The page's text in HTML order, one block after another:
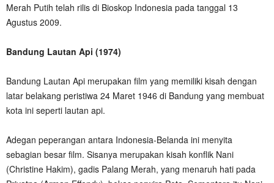
Merah Putih telah rilis di Bioskop Indonesia pada tanggal 13
Agustus 2009.
Bandung Lautan Api (1974)
Bandung Lautan Api merupakan film yang memiliki kisah dengan
latar belakang peristiwa 24 Maret 1946 di Bandung yang membuat
kota ini seperti lautan api.
Adegan peperangan antara Indonesia-Belanda ini menyita
sebagian besar film. Sisanya merupakan kisah konflik Nani
(Christine Hakim), gadis Palang Merah, yang menaruh hati pada